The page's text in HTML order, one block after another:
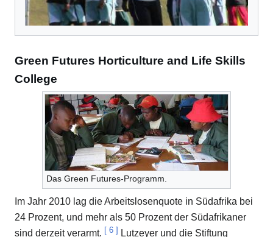
Green Futures Horticulture and Life Skills
College
Das Green Futures-Programm.
Im Jahr 2010 lag die Arbeitslosenquote in Südafrika bei
24 Prozent, und mehr als 50 Prozent der Südafrikaner
sind derzeit verarmt. [ 6 ] Lutzeyer und die Stiftung